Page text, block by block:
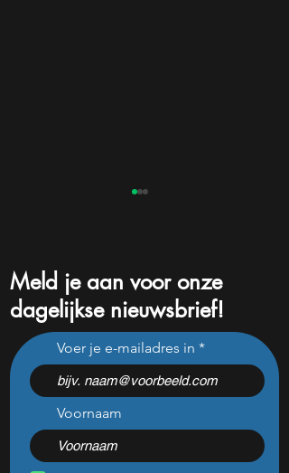
Dit populaire Belgische
aandeel steeg dit jaar al 47
procent: is er ruimte voor
meer?
Meld je aan voor onze
dagelijkse nieuwsbrief!
Voer je e-mailadres in
Voornaam